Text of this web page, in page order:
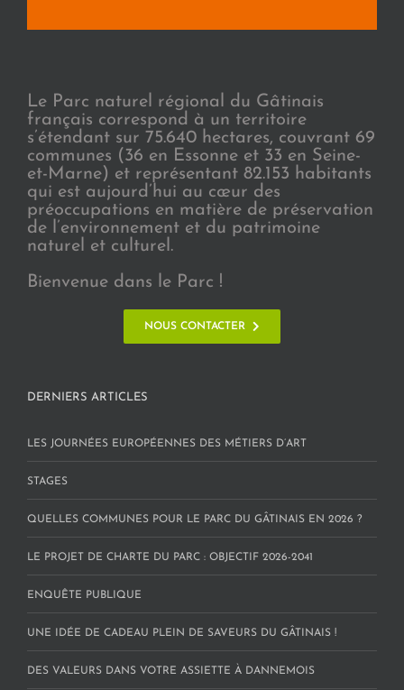
Le Parc naturel régional du Gâtinais
français correspond à un territoire
s’étendant sur 75.640 hectares, couvrant 69
communes (36 en Essonne et 33 en Seine-
et-Marne) et représentant 82.153 habitants
qui est aujourd’hui au cœur des
préoccupations en matière de préservation
de l’environnement et du patrimoine
naturel et culturel.
Bienvenue dans le Parc !
NOUS CONTACTER
DERNIERS ARTICLES
LES JOURNÉES EUROPÉENNES DES MÉTIERS D’ART
STAGES
QUELLES COMMUNES POUR LE PARC DU GÂTINAIS EN 2026 ?
LE PROJET DE CHARTE DU PARC : OBJECTIF 2026-2041
ENQUÊTE PUBLIQUE
UNE IDÉE DE CADEAU PLEIN DE SAVEURS DU GÂTINAIS !
DES VALEURS DANS VOTRE ASSIETTE À DANNEMOIS